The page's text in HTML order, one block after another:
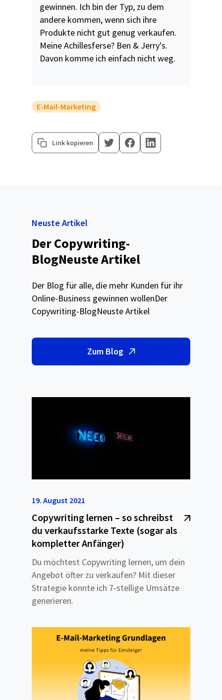
gewinnen. Ich bin der Typ, zu dem
andere kommen, wenn sich ihre
Produkte nicht gut genug verkaufen.
Meine Achillesferse? Ben & Jerry's.
Davon komme ich einfach nicht weg.
E-Mail-Marketing
Link kopieren
Neuste Artikel
Der Copywriting-
BlogNeuste Artikel
Der Blog für alle, die mehr Kunden für ihr
Online-Business gewinnen wollenDer
Copywriting-BlogNeuste Artikel
Zum Blog
19. August 2021
Copywriting lernen – so schreibst
du verkaufsstarke Texte (sogar als
kompletter Anfänger)
Du möchtest Copywriting lernen, um dein
Angebot öfter zu verkaufen? Mit dieser
Strategie konnte ich 7-stellige Umsätze
generieren.